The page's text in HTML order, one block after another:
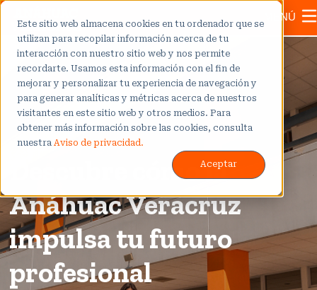
Este sitio web almacena cookies en tu ordenador que se
utilizan para recopilar información acerca de tu
interacción con nuestro sitio web y nos permite
recordarte. Usamos esta información con el fin de
mejorar y personalizar tu experiencia de navegación y
para generar analíticas y métricas acerca de nuestros
visitantes en este sitio web y otros medios. Para
obtener más información sobre las cookies, consulta
nuestra Aviso de privacidad.
Aceptar
MENÚ
Descubre cómo la
Anáhuac Veracruz
impulsa tu futuro
profesional